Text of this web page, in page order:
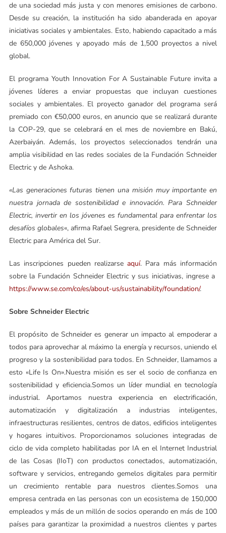
de una sociedad más justa y con menores emisiones de carbono.
Desde su creación, la institución ha sido abanderada en apoyar
iniciativas sociales y ambientales. Esto, habiendo capacitado a más
de 650,000 jóvenes y apoyado más de 1,500 proyectos a nivel
global.
El programa Youth Innovation For A Sustainable Future invita a
jóvenes líderes a enviar propuestas que incluyan cuestiones
sociales y ambientales. El proyecto ganador del programa será
premiado con €50,000 euros, en anuncio que se realizará durante
la COP-29, que se celebrará en el mes de noviembre en Bakú,
Azerbaiyán. Además, los proyectos seleccionados tendrán una
amplia visibilidad en las redes sociales de la Fundación Schneider
Electric y de Ashoka.
«Las generaciones futuras tienen una misión muy importante en
nuestra jornada de sostenibilidad e innovación. Para Schneider
Electric, invertir en los jóvenes es fundamental para enfrentar los
desafíos globales«, afirma Rafael Segrera, presidente de Schneider
Electric para América del Sur.
Las inscripciones pueden realizarseaquí. Para más información
sobre la Fundación Schneider Electric y sus iniciativas, ingrese a
https://www.se.com/co/es/about-us/sustainability/foundation/.
Sobre Schneider Electric
El propósito de Schneider es generar un impacto al empoderar a
todos para aprovechar al máximo la energía y recursos, uniendo el
progreso y la sostenibilidad para todos. En Schneider, llamamos a
esto «Life Is On».Nuestra misión es ser el socio de confianza en
sostenibilidad y eficiencia.Somos un líder mundial en tecnología
industrial. Aportamos nuestra experiencia en electrificación,
automatización y digitalización a industrias inteligentes,
infraestructuras resilientes, centros de datos, edificios inteligentes
y hogares intuitivos. Proporcionamos soluciones integradas de
ciclo de vida completo habilitadas por IA en el Internet Industrial
de las Cosas (IIoT) con productos conectados, automatización,
software y servicios, entregando gemelos digitales para permitir
un crecimiento rentable para nuestros clientes.Somos una
empresa centrada en las personas con un ecosistema de 150,000
empleados y más de un millón de socios operando en más de 100
países para garantizar la proximidad a nuestros clientes y partes